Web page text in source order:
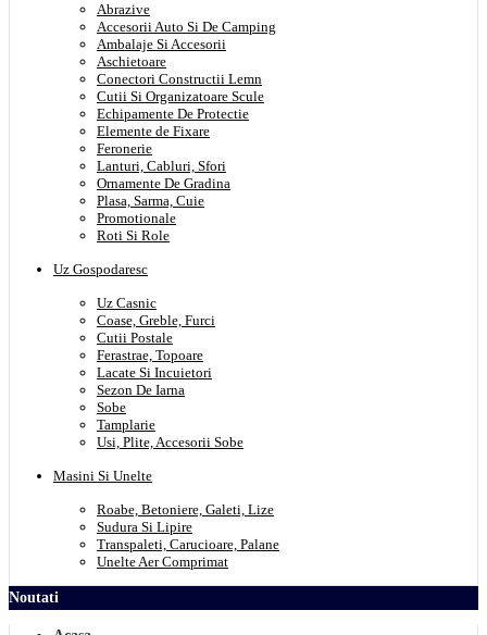
Abrazive
Accesorii Auto Si De Camping
Ambalaje Si Accesorii
Aschietoare
Conectori Constructii Lemn
Cutii Si Organizatoare Scule
Echipamente De Protectie
Elemente de Fixare
Feronerie
Lanturi, Cabluri, Sfori
Ornamente De Gradina
Plasa, Sarma, Cuie
Promotionale
Roti Si Role
Uz Gospodaresc
Uz Casnic
Coase, Greble, Furci
Cutii Postale
Ferastrae, Topoare
Lacate Si Incuietori
Sezon De Iarna
Sobe
Tamplarie
Usi, Plite, Accesorii Sobe
Masini Si Unelte
Roabe, Betoniere, Galeti, Lize
Sudura Si Lipire
Transpaleti, Carucioare, Palane
Unelte Aer Comprimat
Noutati